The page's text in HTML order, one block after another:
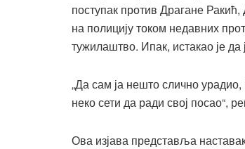
поступак против Драгане
на полицију током недавних
тужилаштво. Ипак, истакао је
„Да сам ја нешто слично
неко сети да ради свој посао“,
Ова изјава представља